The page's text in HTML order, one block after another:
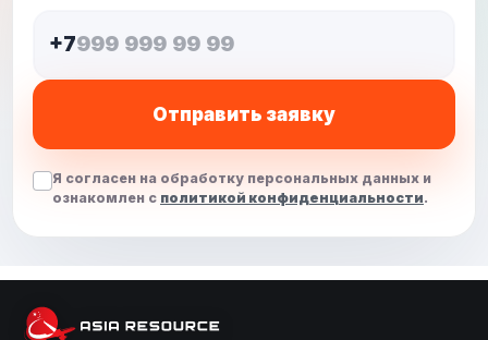
+7
Отправить заявку
Я согласен на обработку персональных данных и
ознакомлен с политикой конфиденциальности.